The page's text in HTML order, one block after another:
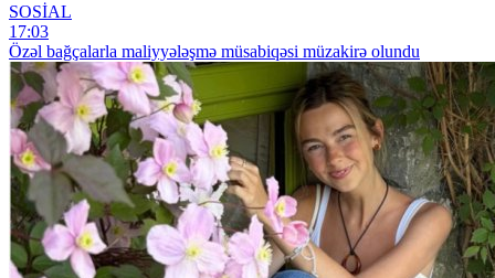
SOSİAL
17:03
Özəl bağçalarla maliyyələşmə müsabiqəsi müzakirə olundu